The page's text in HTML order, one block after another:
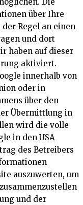
über Ihre
Regel an einen
und dort
haben auf dieser
aktiviert.
innerhalb von
oder in
über den
Übermittlung in
wird die volle
in den USA
des Betreibers
auszuwerten, um
und der